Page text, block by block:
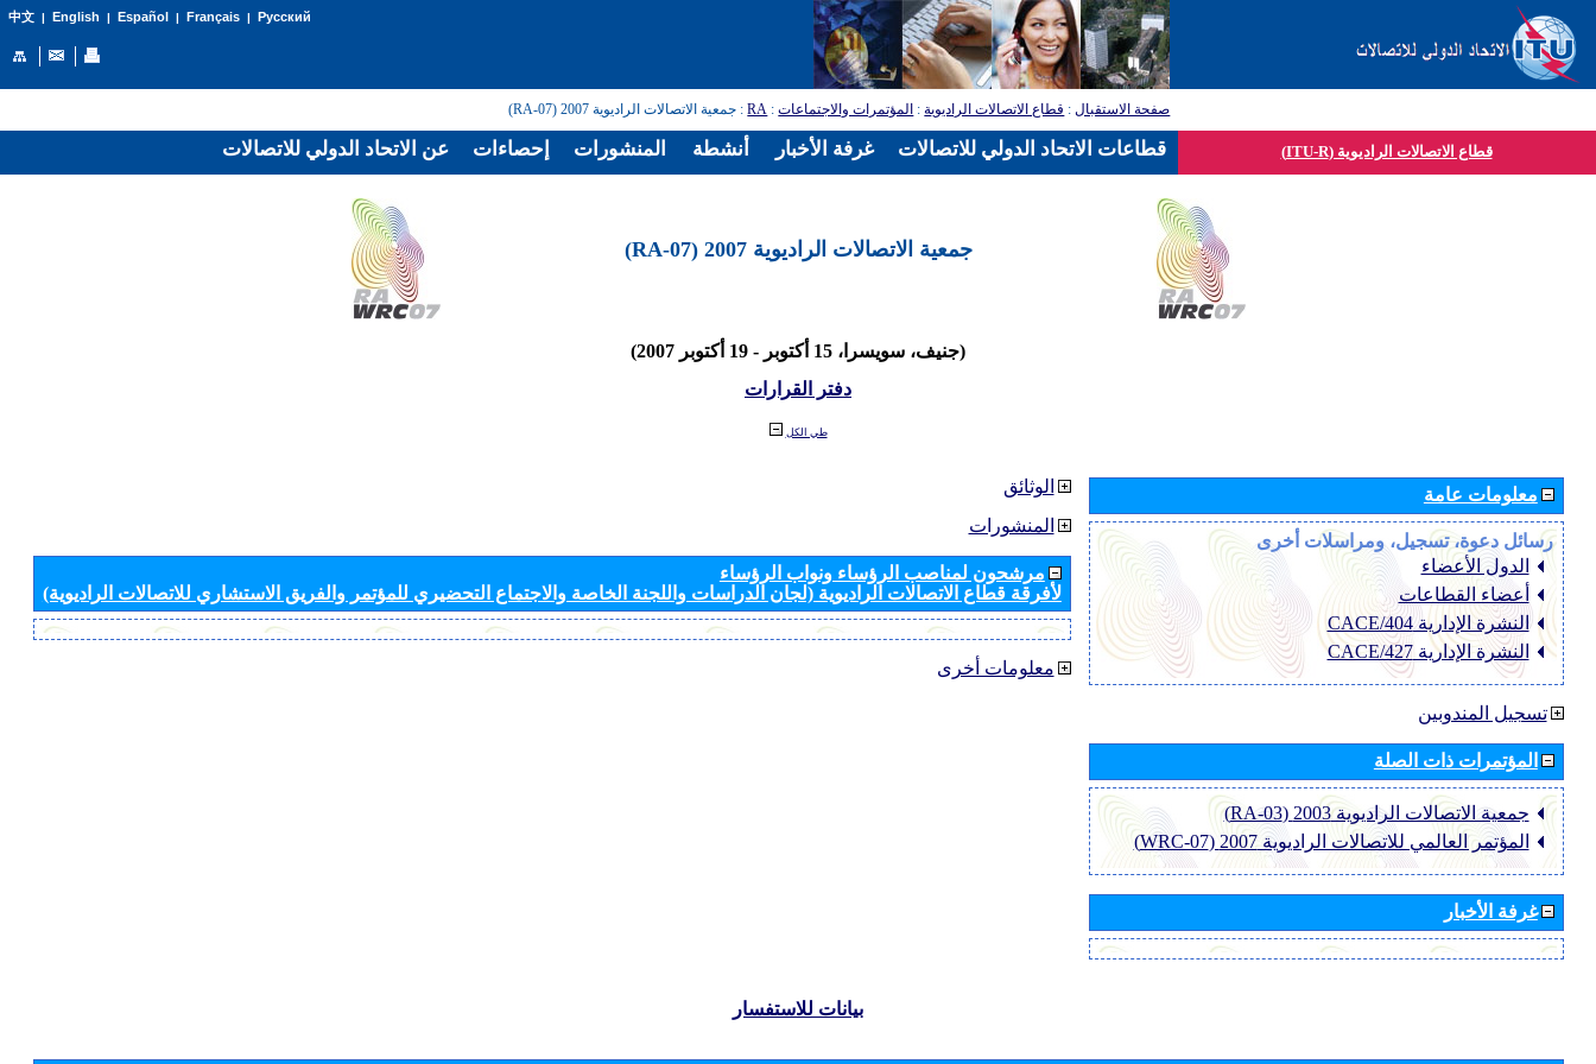
中文| English | Español | Français| Русский
صفحة الاستقبال: قطاع الاتصالات الراديوية: المؤتمرات والاجتماعات:
RA: جمعية الاتصالات الراديوية 2007 (RA-07)
قطاع الاتصالات الراديوية (ITU-R)
جمعية الاتصالات الراديوية 2007 (RA-07)
(جنيف، سويسرا، 15 أكتوبر - 19 أكتوبر 2007)
دفتر القرارات
طي الكل
الوثائق
المنشورات
مرشحون لمناصب الرؤساء ونواب الرؤساء
لأفرقة قطاع الاتصالات الراديوية (لجان الدراسات واللجنة الخاصة والاجتماع التحضيري للمؤتمر والفريق الاستشاري للاتصالات الراديوية)
معلومات أخرى
معلومات عامة
رسائل دعوة، تسجيل، ومراسلات أخرى
الدول الأعضاء
أعضاء القطاعات
النشرة الإدارية CACE/404
النشرة الإدارية CACE/427
تسجيل المندوبين
المؤتمرات ذات الصلة
جمعية الاتصالات الراديوية 2003 (RA-03)
المؤتمر العالمي للاتصالات الراديوية 2007 (WRC-07)
غرفة الأخبار
بيانات للاستفسار
عن الاتحاد الدولي للاتصالات إحصاءات المنشورات أنشطة غرفة الأخبار قطاعات الاتحاد الدولي للاتصالات